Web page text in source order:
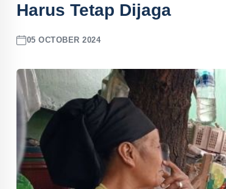
Harus Tetap Dijaga
05 OCTOBER 2024